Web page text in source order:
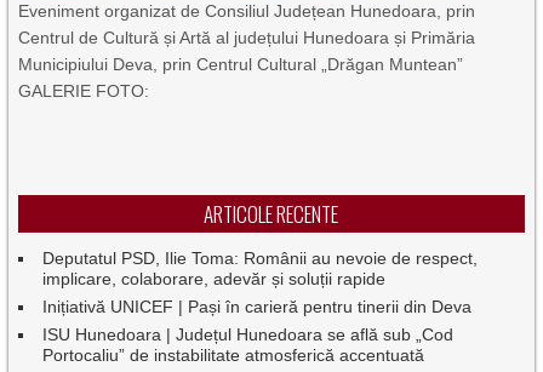
Eveniment organizat de Consiliul Județean Hunedoara, prin
Centrul de Cultură și Artă al județului Hunedoara și Primăria
Municipiului Deva, prin Centrul Cultural „Drăgan Muntean”
GALERIE FOTO:
ARTICOLE RECENTE
Deputatul PSD, Ilie Toma: Românii au nevoie de respect,
implicare, colaborare, adevăr și soluții rapide
Inițiativă UNICEF | Pași în carieră pentru tinerii din Deva
ISU Hunedoara | Județul Hunedoara se află sub „Cod
Portocaliu” de instabilitate atmosferică accentuată